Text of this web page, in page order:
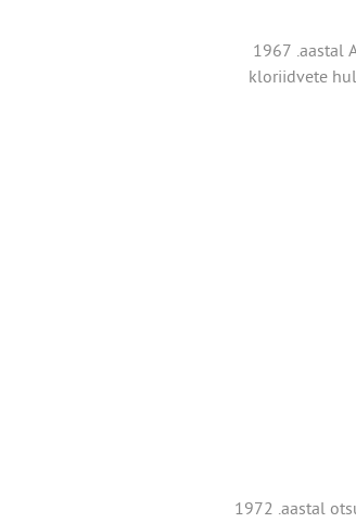
1967 .aastal
kloriidvete
1972 .aastal